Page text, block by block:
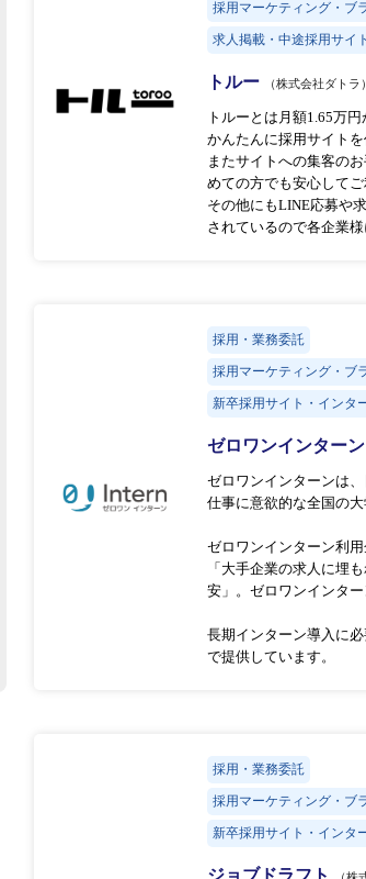
採用マーケティング・ブ
求人掲載・中途採用サイト
トルー （株式会社ダトラ）
トルーとは月額1.65万
かんたんに採用サイト
またサイトへの集客の
めての方でも安心してご
その他にもLINE応募や
されているので各企業
採用・業務委託
採用マーケティング・ブ
新卒採用サイト・インタ
ゼロワンインターン
ゼロワンインターンは
仕事に意欲的な全国の
ゼロワンインターン利
「大手企業の求人に埋
安」。ゼロワンインタ
長期インターン導入に
で提供しています。
採用・業務委託
採用マーケティング・ブ
新卒採用サイト・インタ
ジョブドラフト